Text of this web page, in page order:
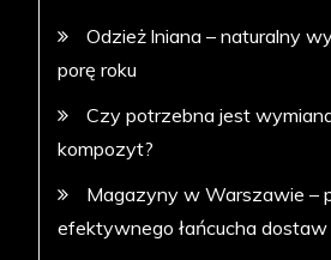
Odzież lniana – naturalny
porę roku
Czy potrzebna jest
kompozyt?
Magazyny w Warszawie –
efektywnego łańcucha